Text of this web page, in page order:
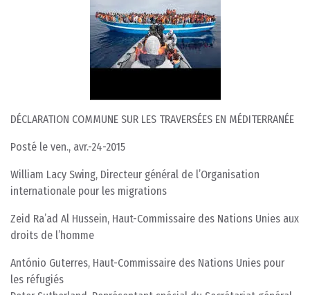
DÉCLARATION COMMUNE SUR LES TRAVERSÉES EN MÉDITERRANÉE
Posté le ven., avr.-24-2015
William Lacy Swing, Directeur général de l’Organisation
internationale pour les migrations
Zeid Ra’ad Al Hussein, Haut-Commissaire des Nations Unies aux
droits de l’homme
António Guterres, Haut-Commissaire des Nations Unies pour
les réfugiés